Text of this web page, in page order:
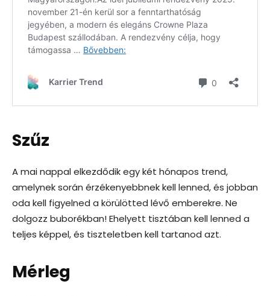
Szűz
A mai nappal elkezdődik egy két hónapos trend,
amelynek során érzékenyebbnek kell lenned, és jobban
oda kell figyelned a körülötted lévő emberekre. Ne
dolgozz buborékban! Ehelyett tisztában kell lenned a
teljes képpel, és tiszteletben kell tartanod azt.
Mérleg